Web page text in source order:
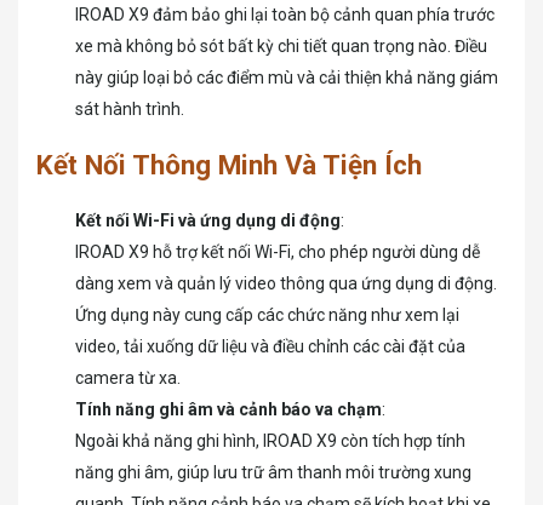
IROAD X9 đảm bảo ghi lại toàn bộ cảnh quan phía trước
xe mà không bỏ sót bất kỳ chi tiết quan trọng nào. Điều
này giúp loại bỏ các điểm mù và cải thiện khả năng giám
sát hành trình.
Kết Nối Thông Minh Và Tiện Ích
Kết nối Wi-Fi và ứng dụng di động:
IROAD X9 hỗ trợ kết nối Wi-Fi, cho phép người dùng dễ
dàng xem và quản lý video thông qua ứng dụng di động.
Ứng dụng này cung cấp các chức năng như xem lại
video, tải xuống dữ liệu và điều chỉnh các cài đặt của
camera từ xa.
Tính năng ghi âm và cảnh báo va chạm:
Ngoài khả năng ghi hình, IROAD X9 còn tích hợp tính
năng ghi âm, giúp lưu trữ âm thanh môi trường xung